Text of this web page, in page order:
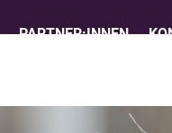
PARTNER:INNEN